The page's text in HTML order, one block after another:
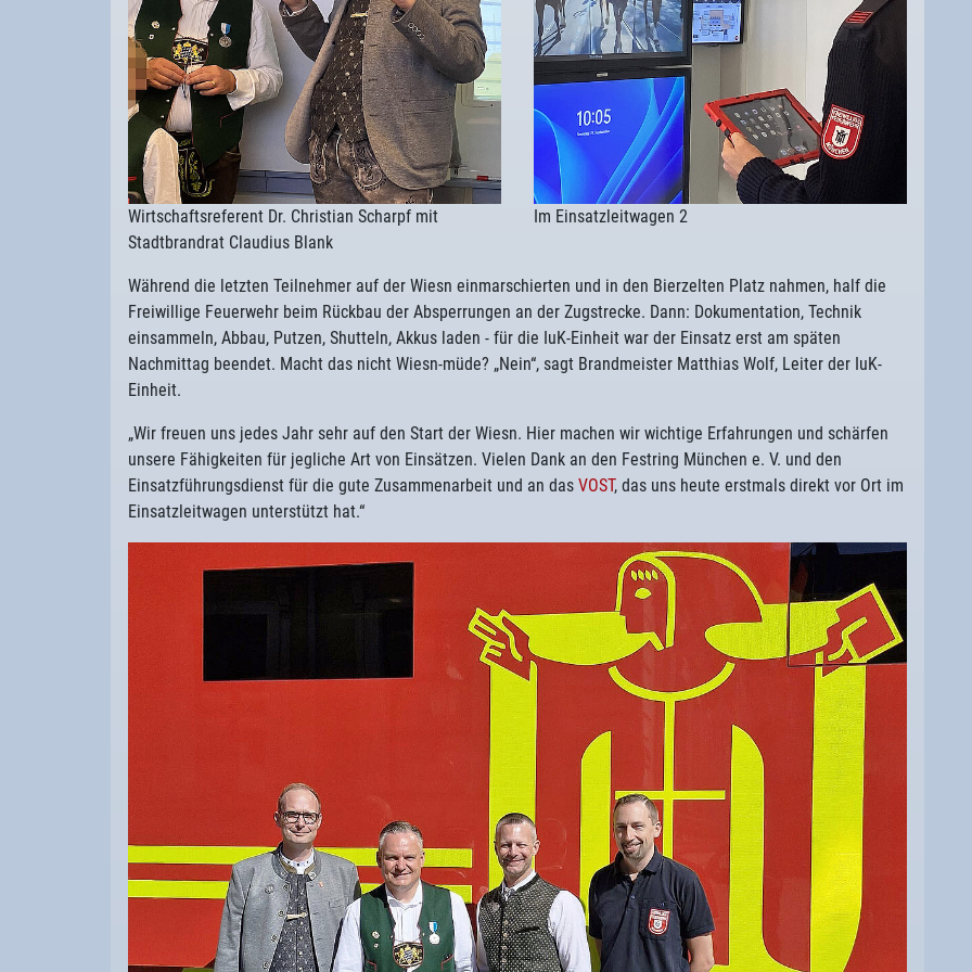
Wirtschaftsreferent Dr. Christian Scharpf mit
Stadtbrandrat Claudius Blank
Im Einsatzleitwagen 2
Während die letzten Teilnehmer auf der Wiesn einmarschierten und in den Bierzelten Platz nahmen, half die
Freiwillige Feuerwehr beim Rückbau der Absperrungen an der Zugstrecke. Dann: Dokumentation, Technik
einsammeln, Abbau, Putzen, Shutteln, Akkus laden - für die IuK-Einheit war der Einsatz erst am späten
Nachmittag beendet. Macht das nicht Wiesn-müde? „Nein“, sagt Brandmeister Matthias Wolf, Leiter der IuK-
Einheit.
„Wir freuen uns jedes Jahr sehr auf den Start der Wiesn. Hier machen wir wichtige Erfahrungen und schärfen
unsere Fähigkeiten für jegliche Art von Einsätzen. Vielen Dank an den Festring München e. V. und den
Einsatzführungsdienst für die gute Zusammenarbeit und an das VOST, das uns heute erstmals direkt vor Ort im
Einsatzleitwagen unterstützt hat.“